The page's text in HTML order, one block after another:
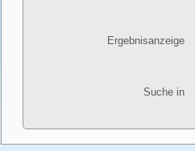
Ergebnisanzeige
Suche in